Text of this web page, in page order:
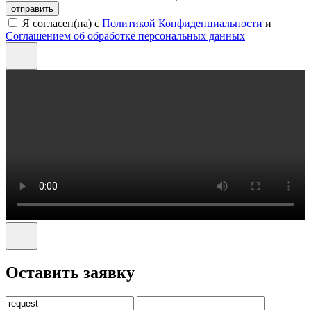
отправить
Я согласен(на) с Политикой Конфиденциальности и
Соглашением об обработке персональных данных
Оставить заявку